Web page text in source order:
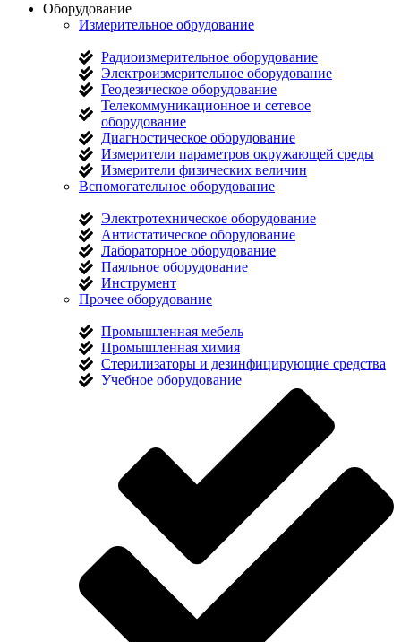
Оборудование
Измерительное обрудование
Радиоизмерительное оборудование
Электроизмерительное оборудование
Геодезическое оборудование
Телекоммуникационное и сетевое
оборудование
Диагностическое оборудование
Измерители параметров окружающей среды
Измерители физических величин
Вспомогательное оборудование
Электротехническое оборудование
Антистатическое оборудование
Лабораторное оборудование
Паяльное оборудование
Инструмент
Прочее оборудование
Промышленная мебель
Промышленная химия
Стерилизаторы и дезинфицирующие средства
Учебное оборудование